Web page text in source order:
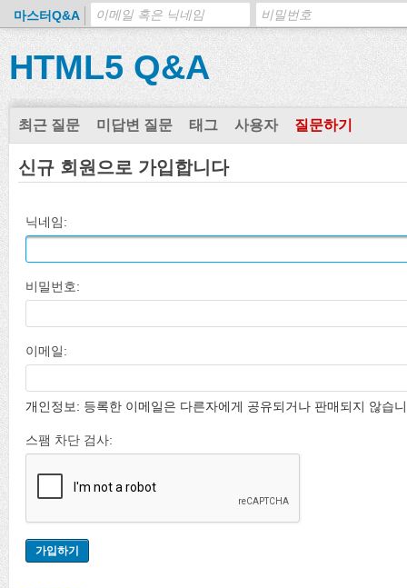
마스터Q&A
HTML5 Q&A
최근 질문 미답변 질문 태그 사용자 질문하기
신규 회원으로 가입합니다
닉네임:
비밀번호:
이메일:
개인정보: 등록한 이메일은 다른자에게 공유되거나 판매되지 않습
스팸 차단 검사: